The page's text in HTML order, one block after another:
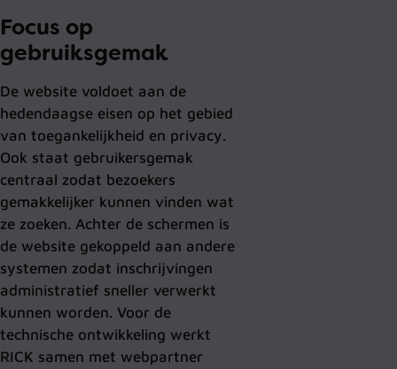
Focus op
gebruiksgemak
De website voldoet aan de
hedendaagse eisen op het gebied
van toegankelijkheid en privacy.
Ook staat gebruikersgemak
centraal zodat bezoekers
gemakkelijker kunnen vinden wat
ze zoeken. Achter de schermen is
de website gekoppeld aan andere
systemen zodat inschrijvingen
administratief sneller verwerkt
kunnen worden. Voor de
technische ontwikkeling werkt
RICK samen met webpartner